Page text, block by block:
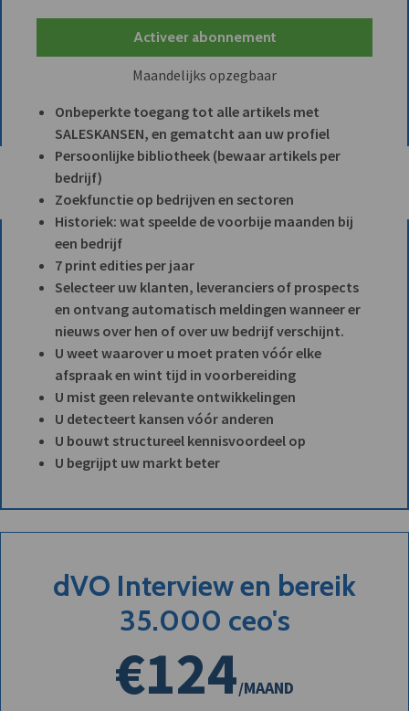
Activeer abonnement
Maandelijks opzegbaar
Onbeperkte toegang tot alle artikels met
SALESKANSEN, en gematcht aan uw profiel
Persoonlijke bibliotheek (bewaar artikels per
bedrijf)
Zoekfunctie op bedrijven en sectoren
Historiek: wat speelde de voorbije maanden bij
een bedrijf
7 print edities per jaar
Selecteer uw klanten, leveranciers of prospects
en ontvang automatisch meldingen wanneer er
nieuws over hen of over uw bedrijf verschijnt.
U weet waarover u moet praten vóór elke
afspraak en wint tijd in voorbereiding
U mist geen relevante ontwikkelingen
U detecteert kansen vóór anderen
U bouwt structureel kennisvoordeel op
U begrijpt uw markt beter
dVO Interview en bereik
35.000 ceo's
€124/MAAND